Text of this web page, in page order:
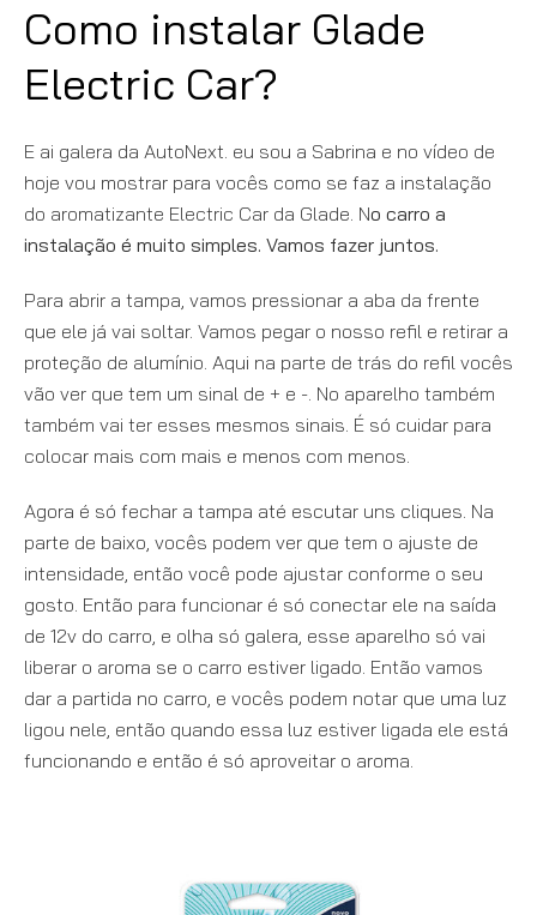
Como instalar Glade
Electric Car?
E ai galera da AutoNext. eu sou a Sabrina e no vídeo de
hoje vou mostrar para vocês como se faz a instalação
do aromatizante Electric Car da Glade. No carro a
instalação é muito simples. Vamos fazer juntos.
Para abrir a tampa, vamos pressionar a aba da frente
que ele já vai soltar. Vamos pegar o nosso refil e retirar a
proteção de alumínio. Aqui na parte de trás do refil vocês
vão ver que tem um sinal de + e -. No aparelho também
também vai ter esses mesmos sinais. É só cuidar para
colocar mais com mais e menos com menos.
Agora é só fechar a tampa até escutar uns cliques. Na
parte de baixo, vocês podem ver que tem o ajuste de
intensidade, então você pode ajustar conforme o seu
gosto. Então para funcionar é só conectar ele na saída
de 12v do carro, e olha só galera, esse aparelho só vai
liberar o aroma se o carro estiver ligado. Então vamos
dar a partida no carro, e vocês podem notar que uma luz
ligou nele, então quando essa luz estiver ligada ele está
funcionando e então é só aproveitar o aroma.